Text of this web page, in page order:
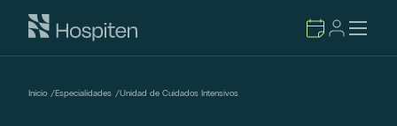
Inicio /Especialidades /Unidad de Cuidados Intensivos